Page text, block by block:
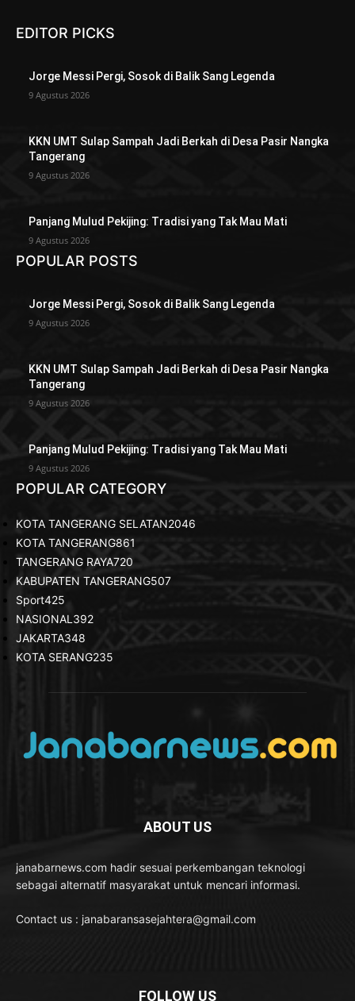
EDITOR PICKS
Jorge Messi Pergi, Sosok di Balik Sang Legenda
9 Agustus 2026
KKN UMT Sulap Sampah Jadi Berkah di Desa Pasir Nangka
Tangerang
9 Agustus 2026
Panjang Mulud Pekijing: Tradisi yang Tak Mau Mati
9 Agustus 2026
POPULAR POSTS
Jorge Messi Pergi, Sosok di Balik Sang Legenda
9 Agustus 2026
KKN UMT Sulap Sampah Jadi Berkah di Desa Pasir Nangka
Tangerang
9 Agustus 2026
Panjang Mulud Pekijing: Tradisi yang Tak Mau Mati
9 Agustus 2026
POPULAR CATEGORY
KOTA TANGERANG SELATAN2046
KOTA TANGERANG861
TANGERANG RAYA720
KABUPATEN TANGERANG507
Sport425
NASIONAL 392
JAKARTA348
KOTA SERANG235
ABOUT US
janabarnews.com hadir sesuai perkembangan teknologi
sebagai alternatif masyarakat untuk mencari informasi.
Contact us : janabaransasejahtera@gmail.com
FOLLOW US